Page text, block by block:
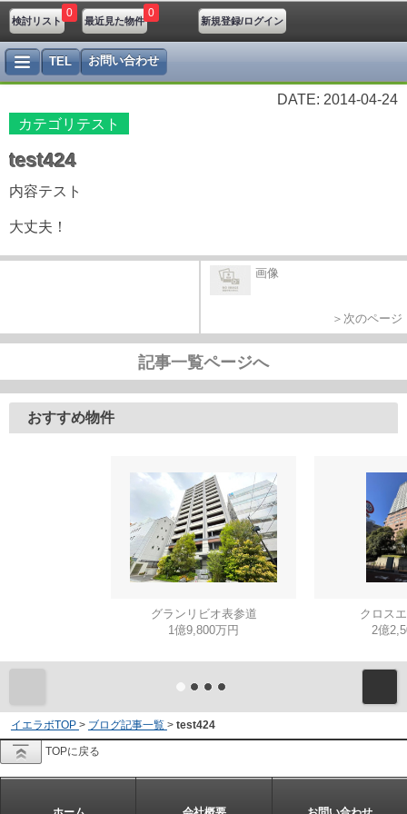
検討リスト
0
最近見た物件
0
新規登録/ログイン
TEL お問い合わせ
DATE: 2014-04-24
カテゴリテスト
test424
内容テスト
大丈夫！
画像
＞次のページ
記事一覧ページへ
おすすめ物件
グランリビオ表参道
1億9,800万円
クロス
2億
イエラボTOP > ブログ記事一覧 > test424
TOPに戻る